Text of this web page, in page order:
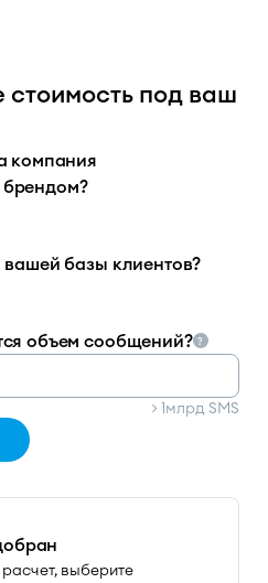
стоимость под ваш
компания
вашей базы клиентов?
объем сообщений? ?
> 1млрд SMS
выберите